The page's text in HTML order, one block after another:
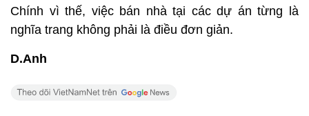
Chính vì thế, việc bán nhà tại các dự án từng là
nghĩa trang không phải là điều đơn giản.
D.Anh